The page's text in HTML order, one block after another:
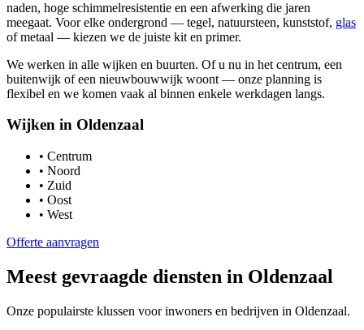
naden, hoge schimmelresistentie en een afwerking die jaren
meegaat. Voor elke ondergrond — tegel, natuursteen, kunststof, glas
of metaal — kiezen we de juiste kit en primer.
We werken in alle wijken en buurten. Of u nu in het centrum, een
buitenwijk of een nieuwbouwwijk woont — onze planning is
flexibel en we komen vaak al binnen enkele werkdagen langs.
Wijken in Oldenzaal
• Centrum
• Noord
• Zuid
• Oost
• West
Offerte aanvragen
Meest gevraagde diensten in Oldenzaal
Onze populairste klussen voor inwoners en bedrijven in Oldenzaal.